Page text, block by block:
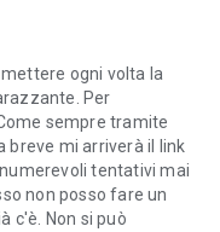
ogni volta la
Per
sempre tramite
breve mi arriverà il link
tentativi mai
non posso fare un
c'è. Non si può